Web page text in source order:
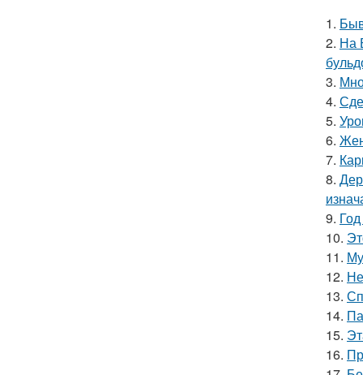
1.
2. На
3.
4.
5.
6.
7.
8.
9.
10.
11.
12.
13.
14.
15.
16.